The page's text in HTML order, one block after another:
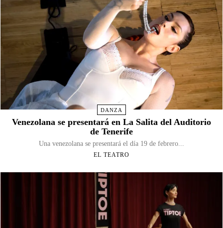
DANZA
Venezolana se presentará en La Salita del Auditorio
de Tenerife
Una venezolana se presentará el día 19 de febrero...
EL TEATRO